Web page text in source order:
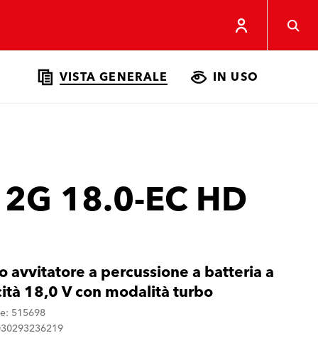
VISTA GENERALE IN USO
18.0-EC HD
avvitatore a percussione a batteria a
18,0 V con modalità turbo
515698